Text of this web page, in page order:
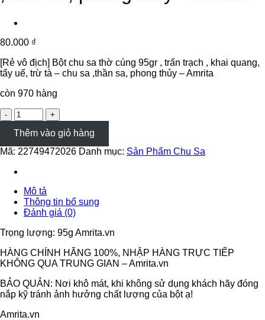
80.000 ₫
[Rẻ vô địch] Bột chu sa thờ cúng 95gr , trấn trạch , khai quang,
tẩy uế, trừ tà – chu sa ,thần sa, phong thủy – Amrita
còn 970 hàng
[Rẻ
vô
địch]
Bột
chu
thờ
cúng
95gr
trấn
trạch
khai
quang,
uế,
trừ
-
Thêm vào giỏ hàng
Mã: 22749472026 Danh mục: Sản Phẩm Chu Sa
Mô tả
Thông tin bổ sung
Đánh giá (0)
Trọng lượng: 95g Amrita.vn
HÀNG CHÍNH HÃNG 100%, NHẬP HÀNG TRỰC TIẾP
KHÔNG QUA TRUNG GIAN – Amrita.vn
BẢO QUẢN: Nơi khô mát, khi không sử dụng khách hãy đóng
nắp kỹ tránh ảnh hưởng chất lượng của bột ạ!
Amrita.vn